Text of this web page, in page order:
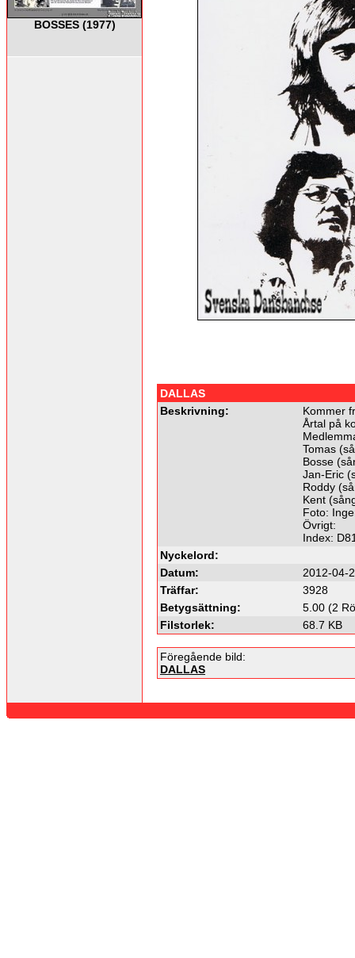
BOSSES (1977)
DALLAS
Beskrivning:
Kommer
Årtal på
Tomas
Bosse
Jan-Eric
Roddy
Kent
Foto:
Övrigt:
Index:
Nyckelord:
Datum:
2012-04-
Träffar:
3928
Betygsättning:
5.00 (2
Filstorlek:
68.7 KB
Föregående bild:
DALLAS